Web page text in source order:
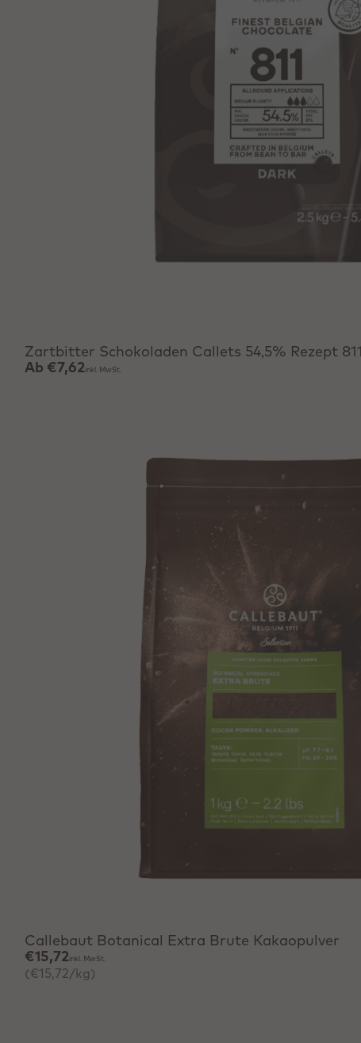
Zartbitter Schokoladen Callets 54,5% Rezept 811
Ab €7,62inkl. MwSt.
Callebaut Botanical Extra Brute Kakaopulver
€15,72inkl. MwSt.
(€15,72/kg)